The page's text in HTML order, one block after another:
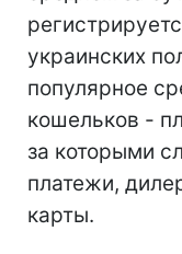
украинских
популярное
кошельков -
за которыми
платежи,
карты.